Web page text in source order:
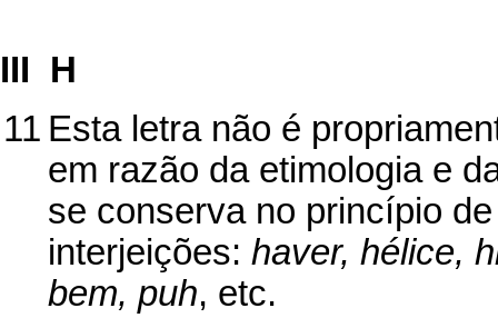
III  H
11 Esta letra não é
em razão da etimologia e
se conserva no princípio
interjeições: haver, hélice,
bem, puh, etc.